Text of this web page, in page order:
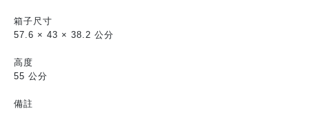
箱子尺寸
57.6 × 43 × 38.2 公分
高度
55 公分
備註